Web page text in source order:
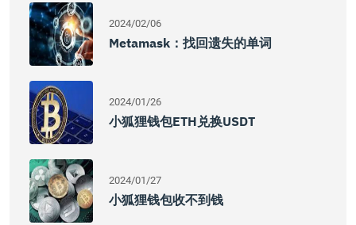
2024/02/06
Metamask：找回遗失的单词
2024/01/26
小狐狸钱包ETH兑换USDT
2024/01/27
小狐狸钱包收不到钱